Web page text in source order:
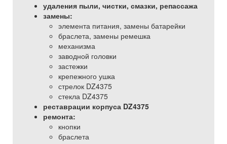
удаления пыли, чистки, смазки, репассажа
замены:
элемента питания, замены батарейки
браслета, замены ремешка
механизма
заводной головки
застежки
крепежного ушка
стрелок DZ4375
стекла DZ4375
реставрации корпуса DZ4375
ремонта:
кнопки
браслета